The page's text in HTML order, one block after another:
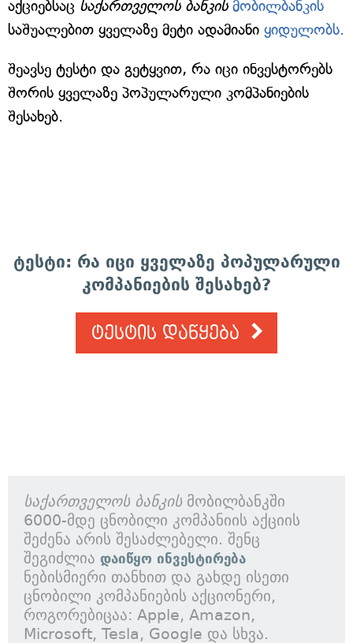
აქციებსაც საქართველოს ბანკის მობილბანკის
საშუალებით ყველაზე მეტი ადამიანი ყიდულობს.
შეავსე ტესტი და გეტყვით, რა იცი ინვესტორებს
შორის ყველაზე პოპულარული კომპანიების
შესახებ.
ტესტი: რა იცი ყველაზე პოპულარული
კომპანიების შესახებ?
ტესტის დაწყება
საქართველოს ბანკის მობილბანკში
6000-მდე ცნობილი კომპანიის აქციის
შეძენა არის შესაძლებელი. შენც
შეგიძლია დაიწყო ინვესტირება
ნებისმიერი თანხით და გახდე ისეთი
ცნობილი კომპანიების აქციონერი,
როგორებიცაა: Apple, Amazon,
Microsoft, Tesla, Google და სხვა.